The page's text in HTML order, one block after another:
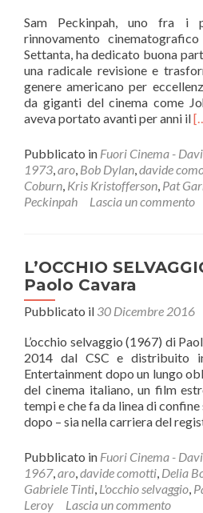
Sam Peckinpah, uno fra i
rinnovamento
Settanta, ha dedicato buona
una radicale revisione e
genere americano per
da giganti del cinema come
aveva portato avanti per anni il
&
di
Pubblicato in Fuori Cinema -
1973,aro, Bob Dylan,davide
Coburn, Kris Kristofferson, Pat
Peckinpah
Lascia un commento
L’OCCHIO
Paolo Cavara
Pubblicato il 30 Dicembre 2016
L’occhio selvaggio (1967) di
2014 dal CSC e distribuito
Entertainment dopo un lungo
del cinema italiano, un film
tempi e che fa da linea di
dopo – sia nella carriera del
Pubblicato in Fuori Cinema -
1967,aro,davide comotti, Delia
Gabriele Tinti, L'occhio selvaggio,
Leroy
Lascia un commento